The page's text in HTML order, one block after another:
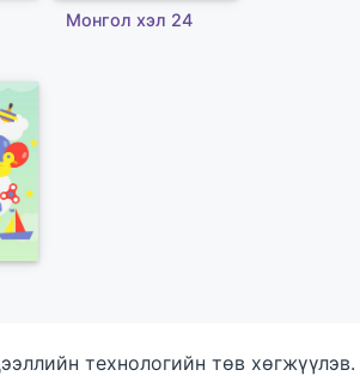
Монгол хэл 24
технологийн төв хөгжүүлэв.